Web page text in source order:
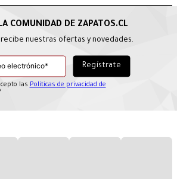
nuestras ofertas y novedades.
las Políticas de privacidad de